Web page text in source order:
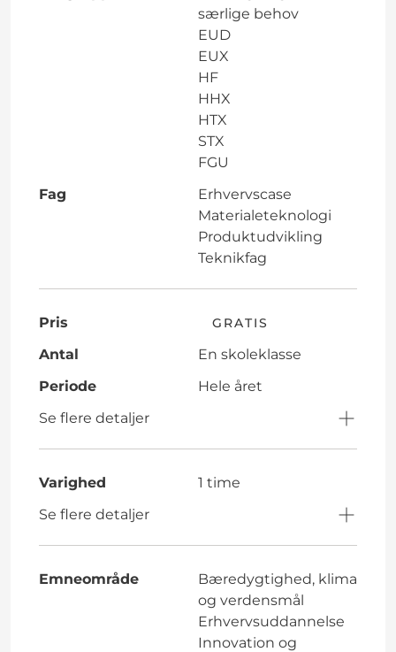
særlige behov
EUD
EUX
HF
HHX
HTX
STX
FGU
Fag
Erhvervscase
Materialeteknologi
Produktudvikling
Teknikfag
Pris GRATIS
Antal
En skoleklasse
Periode
Hele året
Se flere detaljer
Varighed
1 time
Se flere detaljer
Emneområde
Bæredygtighed, klima
og verdensmål
Erhvervsuddannelse
Innovation og